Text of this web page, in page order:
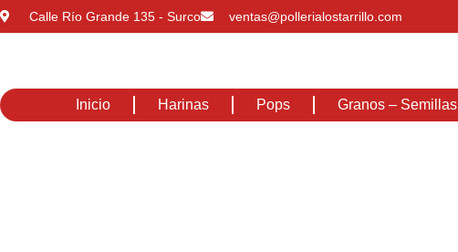
Calle Río Grande 135 - Surco ventas@pollerialostarrillo.com
Inicio Harinas Pops Granos – Semillas